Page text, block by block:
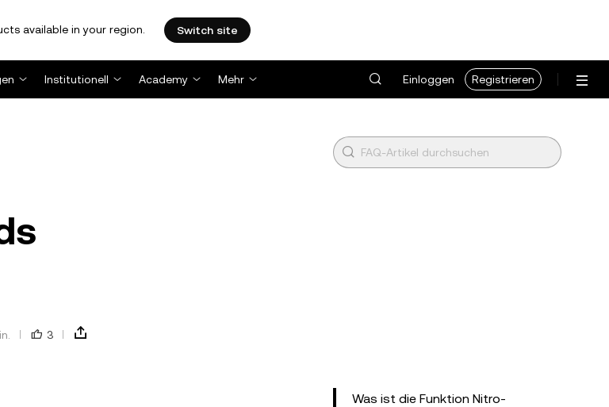
available in your region. Switch site
Institutionell Academy Mehr Einloggen Registrieren
3
Was ist die Funktion Nitro-